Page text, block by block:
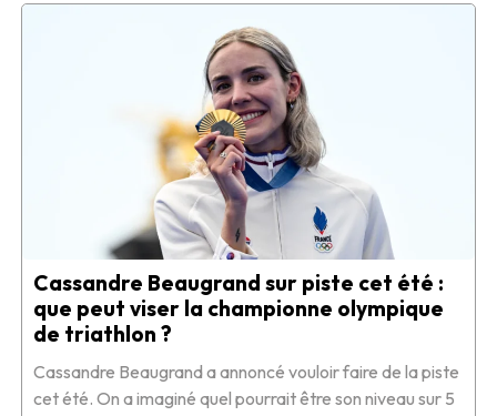
Cassandre Beaugrand sur piste cet été :
que peut viser la championne olympique
de triathlon ?
Cassandre Beaugrand a annoncé vouloir faire de la piste
cet été. On a imaginé quel pourrait être son niveau sur 5